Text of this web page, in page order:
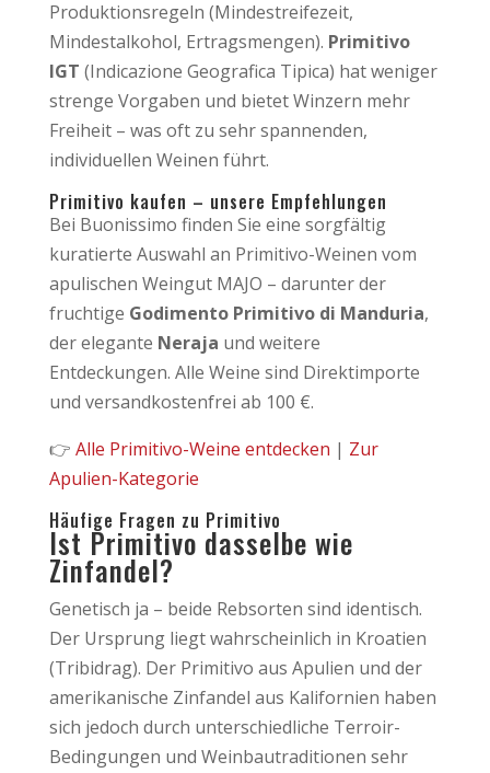
Produktionsregeln (Mindestreifezeit,
Mindestalkohol, Ertragsmengen). Primitivo
IGT (Indicazione Geografica Tipica) hat weniger
strenge Vorgaben und bietet Winzern mehr
Freiheit – was oft zu sehr spannenden,
individuellen Weinen führt.
Primitivo kaufen – unsere Empfehlungen
Bei Buonissimo finden Sie eine sorgfältig
kuratierte Auswahl an Primitivo-Weinen vom
apulischen Weingut MAJO – darunter der
fruchtige Godimento Primitivo di Manduria,
der elegante Neraja und weitere
Entdeckungen. Alle Weine sind Direktimporte
und versandkostenfrei ab 100 €.
👉 Alle Primitivo-Weine entdecken | Zur
Apulien-Kategorie
Häufige Fragen zu Primitivo
Ist Primitivo dasselbe wie
Zinfandel?
Genetisch ja – beide Rebsorten sind identisch.
Der Ursprung liegt wahrscheinlich in Kroatien
(Tribidrag). Der Primitivo aus Apulien und der
amerikanische Zinfandel aus Kalifornien haben
sich jedoch durch unterschiedliche Terroir-
Bedingungen und Weinbautraditionen sehr